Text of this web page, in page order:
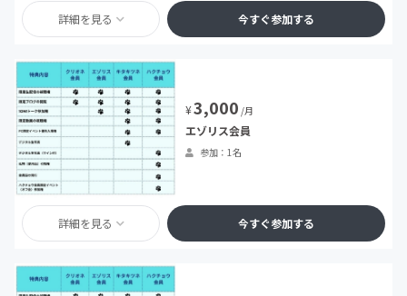
詳細を見る 今すぐ参加する
¥3,000 /月
エゾリス会員
参加：1名
詳細を見る 今すぐ参加する